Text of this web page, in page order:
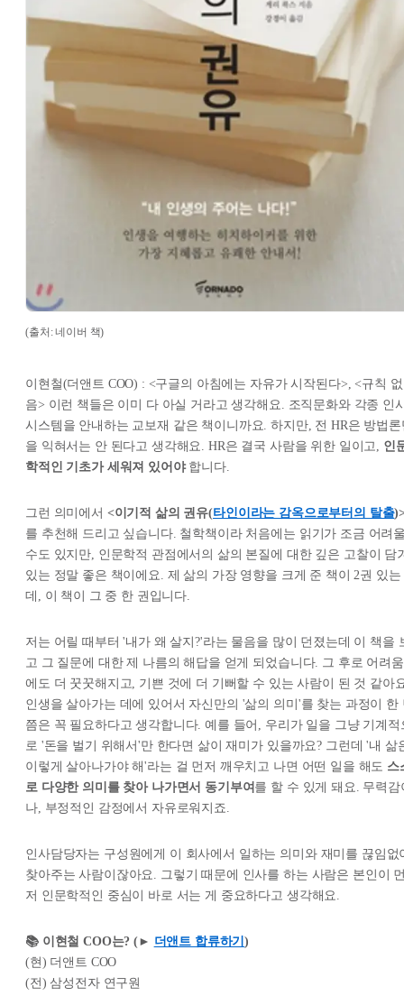
(출처: 네이버 책)
이현철(더앤트 COO) : <구글의 아침에는 자유가 시작된다>, <규칙 없
음> 이런 책들은 이미 다 아실 거라고 생각해요. 조직문화와 각종 인
시스템을 안내하는 교보재 같은 책이니까요. 하지만, 전 HR은 방법론
을 익혀서는 안 된다고 생각해요. HR은 결국 사람을 위한 일이고, 인
학적인 기초가 세워져 있어야합니다.
그런 의미에서 <이기적 삶의 권유(타인이라는 감옥으로부터의 탈출
를 추천해 드리고 싶습니다. 철학책이라 처음에는 읽기가 조금 어려
수도 있지만, 인문학적 관점에서의 삶의 본질에 대한 깊은 고찰이 담
있는 정말 좋은 책이에요. 제 삶의 가장 영향을 크게 준 책이 2권 있는
데, 이 책이 그 중 한 권입니다.
저는 어릴 때부터 '내가 왜 살지?'라는 물음을 많이 던졌는데 이 책을
고 그 질문에 대한 제 나름의 해답을 얻게 되었습니다. 그 후로 어려움
에도 더 꿋꿋해지고, 기쁜 것에 더 기뻐할 수 있는 사람이 된 것 같아
인생을 살아가는 데에 있어서 자신만의 '삶의 의미'를 찾는 과정이 한
쯤은 꼭 필요하다고 생각합니다. 예를 들어, 우리가 일을 그냥 기계적
로 '돈을 벌기 위해서'만 한다면 삶이 재미가 있을까요? 그런데 '내 삶
이렇게 살아나가야 해'라는 걸 먼저 깨우치고 나면 어떤 일을 해도 스
로 다양한 의미를 찾아 나가면서 동기부여 를 할 수 있게 돼요. 무력감
나, 부정적인 감정에서 자유로워지죠.
인사담당자는 구성원에게 이 회사에서 일하는 의미와 재미를 끊임없
찾아주는 사람이잖아요. 그렇기 때문에 인사를 하는 사람은 본인이
저 인문학적인 중심이 바로 서는 게 중요하다고 생각해요.
📚 이현철 COO는? (► 더앤트 합류하기)
(현) 더앤트 COO
(전) 삼성전자 연구원